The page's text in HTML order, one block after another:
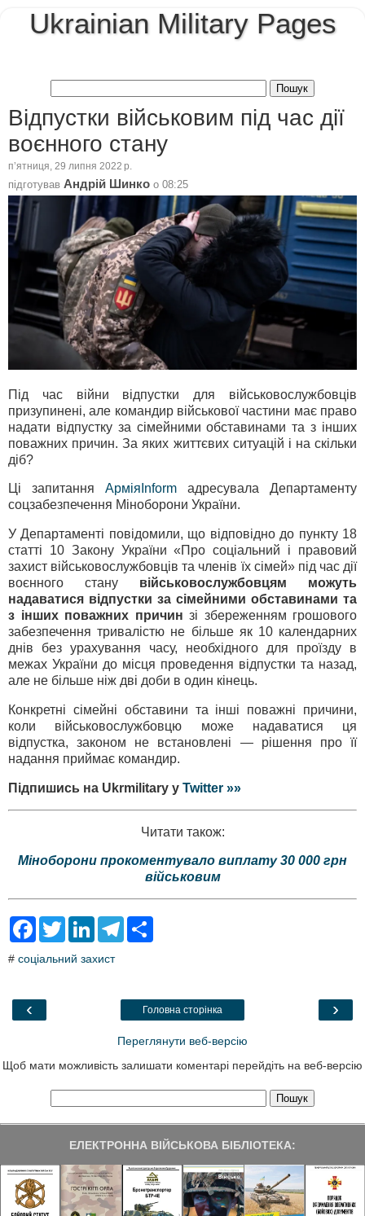
Ukrainian Military Pages
Відпустки військовим під час дії
воєнного стану
пʼятниця, 29 липня 2022 р.
підготував Андрій Шинко о 08:25
Під час війни відпустки для військовослужбовців
призупинені, але командир військової частини має право
надати відпустку за сімейними обставинами та з інших
поважних причин. За яких життєвих ситуацій і на скільки
діб?
Ці запитання АрміяInform адресувала Департаменту
соцзабезпечення Міноборони України.
У Департаменті повідомили, що відповідно до пункту 18
статті 10 Закону України «Про соціальний і правовий
захист військовослужбовців та членів їх сімей» під час дії
воєнного стану військовослужбовцям можуть
надаватися відпустки за сімейними обставинами та
з інших поважних причин зі збереженням грошового
забезпечення тривалістю не більше як 10 календарних
днів без урахування часу, необхідного для проїзду в
межах України до місця проведення відпустки та назад,
але не більше ніж дві доби в один кінець.
Конкретні сімейні обставини та інші поважні причини,
коли військовослужбовцю може надаватися ця
відпустка, законом не встановлені — рішення про її
надання приймає командир.
Підпишись на Ukrmilitary у Twitter »»
Читати також:
Міноборони прокоментувало виплату 30 000 грн
військовим
F
e
o
T
t
L
k
T
a
# соціальний захист
‹ ›
Головна сторінка
Переглянути веб-версію
Щоб мати можливість залишати коментарі перейдіть на веб-версію
ЕЛЕКТРОННА ВІЙСЬКОВА БІБЛІОТЕКА: